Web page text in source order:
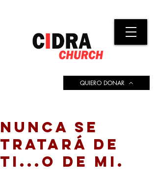
QUIERO DONAR
NUNCA SE
TRATARÁ DE
TI...O DE MI.